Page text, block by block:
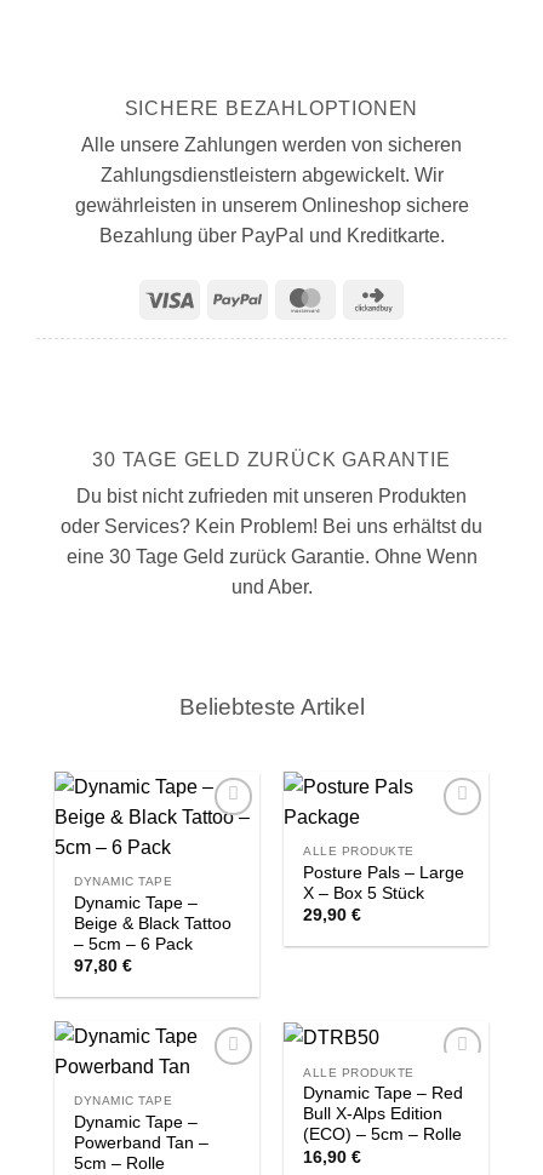
SICHERE BEZAHLOPTIONEN
Alle unsere Zahlungen werden von sicheren
Zahlungsdienstleistern abgewickelt. Wir
gewährleisten in unserem Onlineshop sichere
Bezahlung über PayPal und Kreditkarte.
Visa PayPal MasterCard
30 TAGE GELD ZURÜCK GARANTIE
Du bist nicht zufrieden mit unseren Produkten
oder Services? Kein Problem! Bei uns erhältst du
eine 30 Tage Geld zurück Garantie. Ohne Wenn
und Aber.
Beliebteste Artikel
DYNAMIC TAPE
Dynamic Tape –
Beige & Black Tattoo
– 5cm – 6 Pack
97,80€
ALLE PRODUKTE
Posture Pals – Large
X – Box 5 Stück
29,90€
DYNAMIC TAPE
Dynamic Tape –
Powerband Tan –
5cm – Rolle
Wishlist
ALLE PRODUKTE
Dynamic Tape – Red
Bull X-Alps Edition
(ECO) – 5cm – Rolle
16,90€